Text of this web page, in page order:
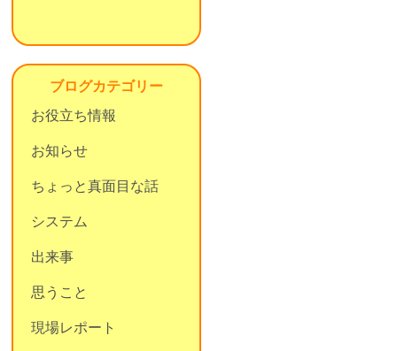
ブログカテゴリー
お役立ち情報
お知らせ
ちょっと真面目な話
システム
出来事
思うこと
現場レポート